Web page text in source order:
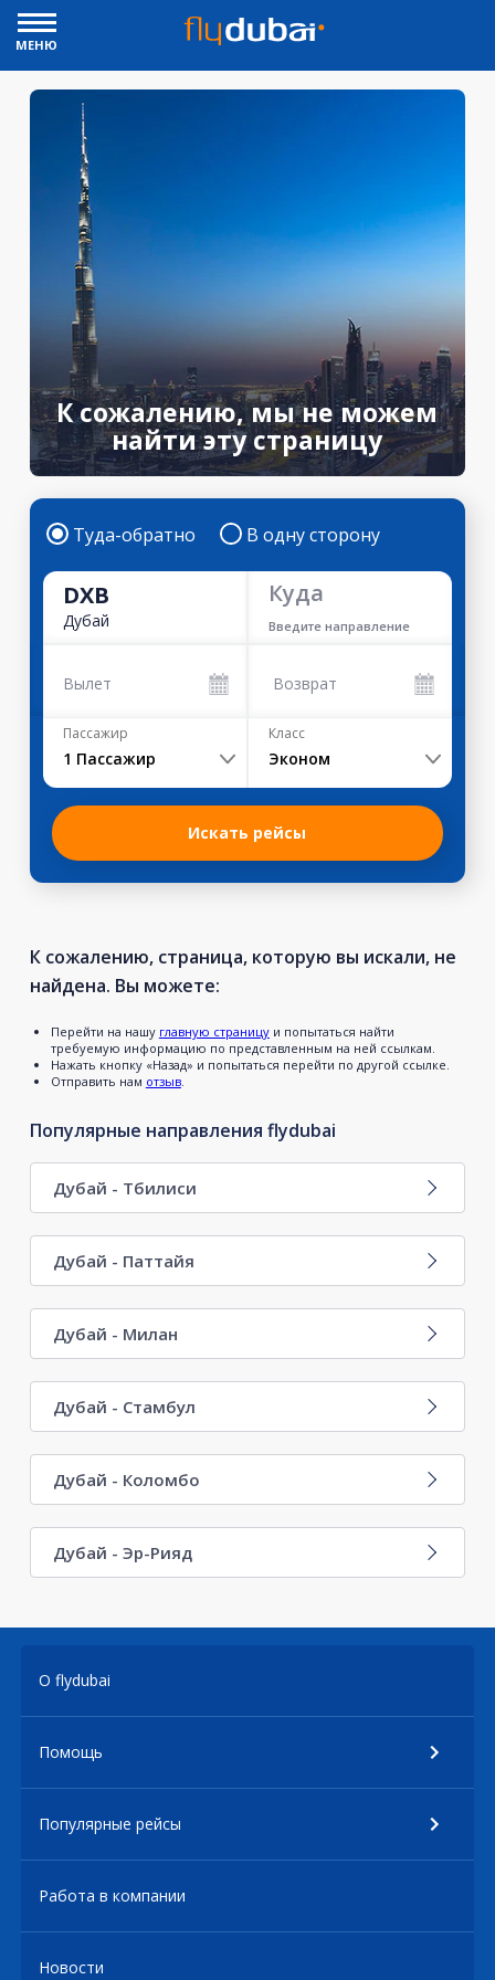
МЕНЮ
К сожалению, мы не можем
найти эту страницу
Туда-обратно В одну сторону
DXB
Дубай
Куда
Введите направление
Вылет Возврат
Пассажир
1 Пассажир
Класс
Эконом
Искать рейсы
К сожалению, страница, которую вы искали, не
найдена. Вы можете:
Перейти на нашу главную страницуи попытаться найти
требуемую информацию по представленным на ней ссылкам.
Нажать кнопку «Назад» и попытаться перейти по другой ссылке.
Отправить нам отзыв.
Популярные направления flydubai
Дубай - Тбилиси
Дубай - Паттайя
Дубай - Милан
Дубай - Стамбул
Дубай - Коломбо
Дубай - Эр-Рияд
О flydubai
Помощь
Популярные рейсы
Работа в компании
Новости